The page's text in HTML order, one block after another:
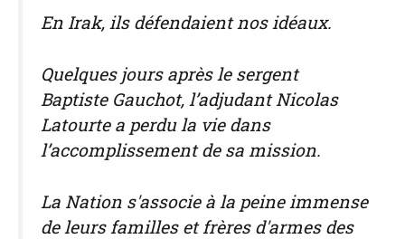
En Irak, ils défendaient nos idéaux.
Quelques jours après le sergent
Baptiste Gauchot, l’adjudant Nicolas
Latourte a perdu la vie dans
l’accomplissement de sa mission.
La Nation s'associe à la peine immense
de leurs familles et frères d'armes des